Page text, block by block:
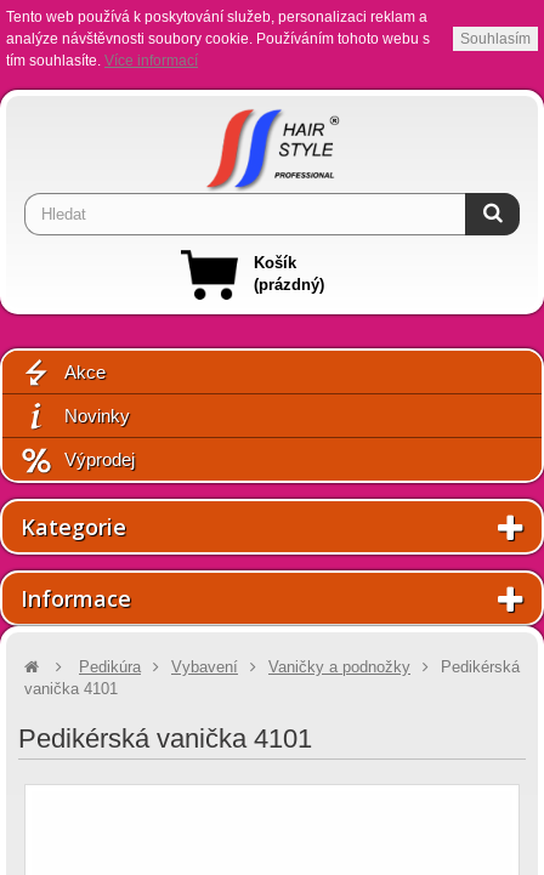
Tento web používá k poskytování služeb, personalizaci reklam a
analýze návštěvnosti soubory cookie. Používáním tohoto webu s
tím souhlasíte. Více informací
Souhlasím
Košík
(prázdný)
Akce
Novinky
Výprodej
Kategorie
Informace
Pedikúra Vybavení Vaničky a podnožky
Pedikérská
vanička 4101
Pedikérská vanička 4101